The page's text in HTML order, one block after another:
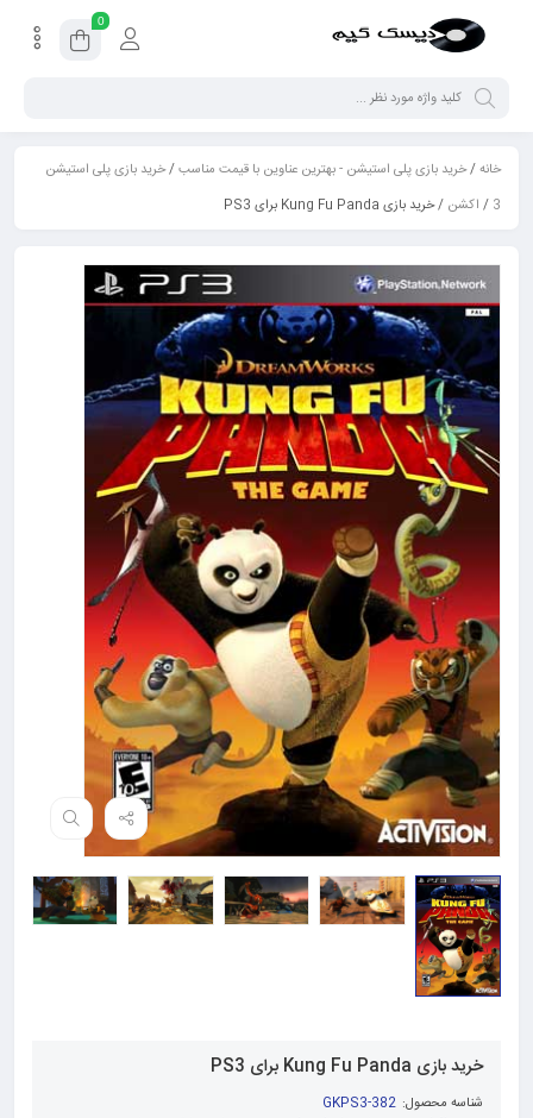
0
خانه/خرید بازی پلی استیشن - بهترین عناوین با قیمت مناسب/خرید بازی پلی استیشن
3
/ اکشن / خرید بازی Kung Fu Panda برای PS3
خرید بازی Kung Fu Panda برای PS3
شناسه محصول: GKPS3-382